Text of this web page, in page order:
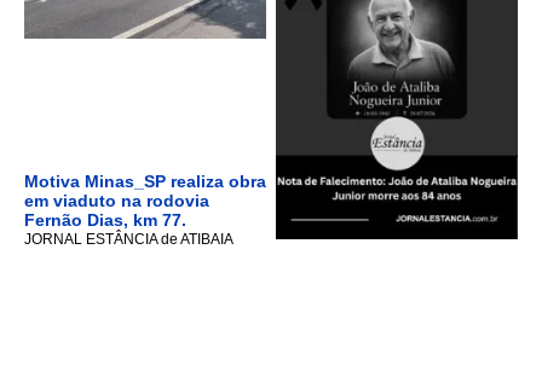
Motiva Minas_SP realiza obra
em viaduto na rodovia
Fernão Dias, km 77.
JORNAL ESTÂNCIA de ATIBAIA